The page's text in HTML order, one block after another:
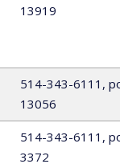
13919
514-343-6111,
13056
514-343-6111,
3372